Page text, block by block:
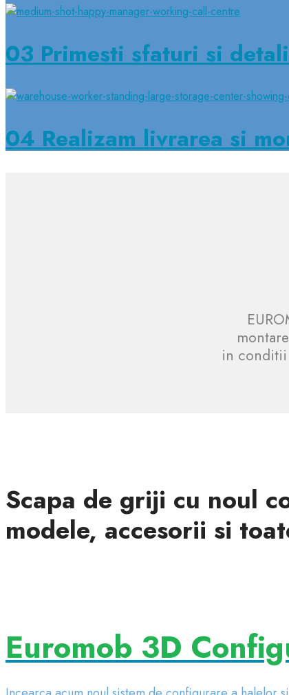
03 Primesti sfaturi si
04 Realizam livrarea si
in conditii
Scapa de griji cu noul
modele, accesorii si
Euromob 3D